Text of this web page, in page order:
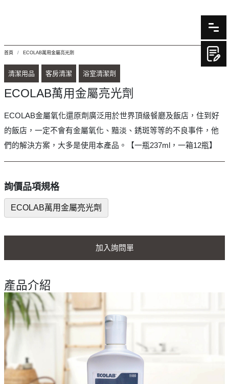
首頁 ECOLAB萬用金屬亮光劑
清潔用品 客房清潔 浴室清潔劑
ECOLAB萬用金屬亮光劑
ECOLAB金屬氧化還原劑廣泛用於世界頂級餐廳及飯店，住到好
的飯店，一定不會有金屬氧化、黯淡、銹斑等等的不良事件，他
們的解決方案，大多是使用本產品。【一瓶237ml，一箱12瓶】
詢價品項規格
ECOLAB萬用金屬亮光劑
加入詢問單
產品介紹